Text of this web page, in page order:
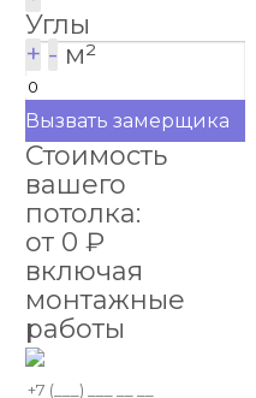
Углы
+ - м²
Вызвать замерщика
Стоимость
вашего
потолка:
от 0 ₽
включая
монтажные
работы